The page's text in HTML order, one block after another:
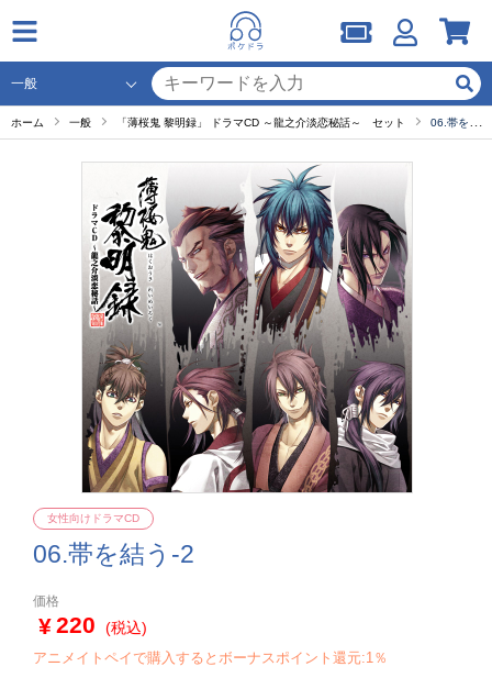
ホーム 一般 「薄桜鬼 黎明録」 ドラマCD ～龍之介淡恋秘話～ セット 06.帯を結う-2
06.帯を結う-2
女性向けドラマCD
価格
220 (税込)
アニメイトペイで購入するとボーナスポイント還元:1％